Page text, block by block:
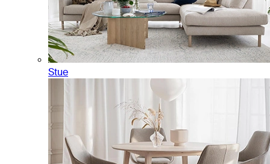
Stue